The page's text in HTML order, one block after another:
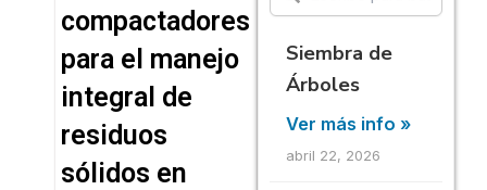
compactadores
para el manejo
integral de
residuos
sólidos en
Siembra de
Árboles
Ver más info »
abril 22, 2026